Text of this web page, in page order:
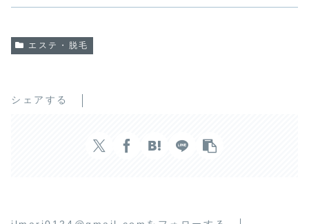
エステ・脱毛
シェアする